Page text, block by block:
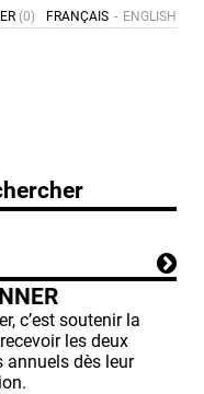
ENGLISH
FRANÇAIS
(0)
c’est soutenir la
les deux
annuels dès leur